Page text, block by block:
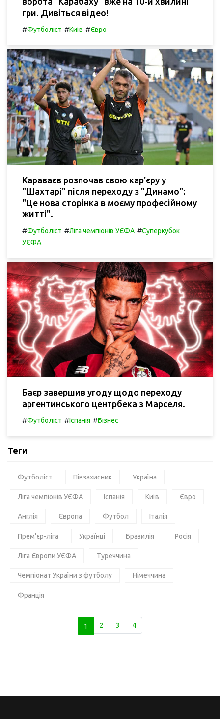
гри. Дивіться відео!
#Футболіст #Київ #Євро
Караваєв розпочав свою кар'єру у
"Шахтарі" після переходу з "Динамо":
"Це нова сторінка в моєму професійному
житті".
#Футболіст #Ліга чемпіонів УЄФА #Суперкубок
УЄФА
Баєр завершив угоду щодо переходу
аргентинського центрбека з Марселя.
#Футболіст #Іспанія #Бізнес
Теги
Футболіст Півзахисник Україна
Ліга чемпіонів УЄФА Іспанія Київ Євро
Англія Європа Футбол Італія
Прем'єр-ліга Українці Бразилія Росія
Ліга Європи УЄФА Туреччина
Чемпіонат України з футболу Німеччина
Франція
1 2 3 4